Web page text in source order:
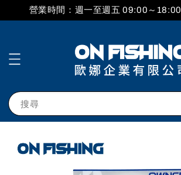
營業時間：週一至週五 09:00～18:00
搜尋